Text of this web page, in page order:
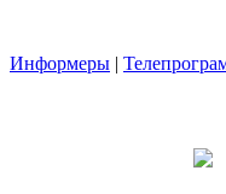
Информеры |